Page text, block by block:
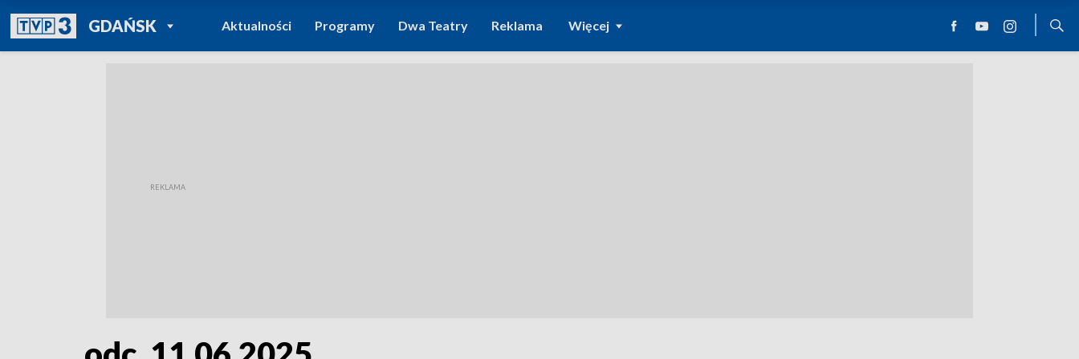
GDAŃSKPOWRÓT DO
TVP REGIONY
Aktualności Programy Dwa Teatry Reklama Więcej